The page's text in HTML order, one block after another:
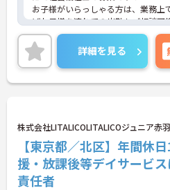
お子様がいらっしゃる方は、業務上
ばお子様を連れての出勤もご相談可
ご興味ある方には、面接対策ポイン
詳細をお話しいたしますのでお気軽
い！
詳細を見る
株式会社LITALICOLITALICOジュニア赤羽
【東京都／北区】年間休
援・放課後等デイサービ
責任者